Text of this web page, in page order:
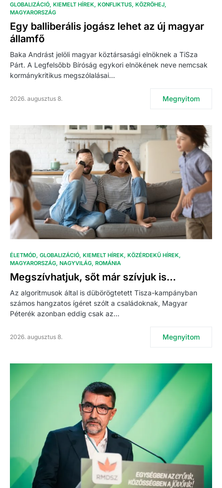
GLOBALIZÁCIÓ KIEMELT HÍREK KONFLIKTUS KÖZRÖHEJ
MAGYARORSZÁG
Egy balliberális jogász lehet az új magyar
államfő
Baka Andrást jelöli magyar köztársasági elnöknek a TiSza
Párt. A Legfelsőbb Bíróság egykori elnökének neve nemcsak
kormánykritikus megszólalásai…
2026. augusztus 8. Megnyitom
ÉLETMÓD GLOBALIZÁCIÓ KIEMELT HÍREK KÖZÉRDEKŰ HÍREK
MAGYARORSZÁG NAGYVILÁG ROMÁNIA
Megszívhatjuk, sőt már szívjuk is…
Az algoritmusok által is dübörögtetett Tisza-kampányban
számos hangzatos ígéret szólt a családoknak, Magyar
Péterék azonban eddig csak az…
2026. augusztus 8. Megnyitom